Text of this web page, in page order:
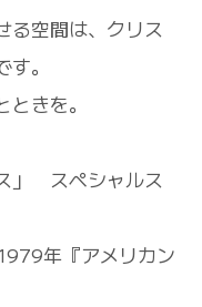
る空間は、クリス
。
きを。
」 スペシャルス
年『アメリカン